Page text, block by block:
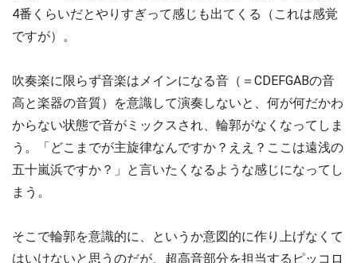
4番くらいだとやりすぎって感じも出てくる（これは感覚
ですが）。
吹奏楽に限らず音楽はメインになる音（＝CDEFGABの音
高と楽器の音質）を意識して演奏しないと、何が何だかわ
からない状態で音がミックスされ、輪郭がなくなってしま
う。「どこまでが主旋律なんですか？ええ？ここは遠浅の
五十嵐浜ですか？」と言いたくなるような感じになってし
まう。
そこで輪郭を意識的に、というか意図的に作り上げなくて
はいけないと思うのだが、超高音部分を担当するピッコロ